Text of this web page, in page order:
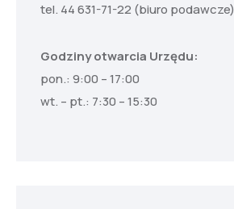
tel. 44 631-71-22 (biuro podawcze)
Godziny otwarcia Urzędu:
pon.: 9:00 – 17:00
wt. – pt.: 7:30 – 15:30